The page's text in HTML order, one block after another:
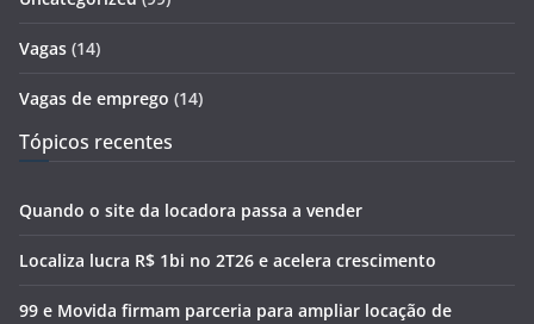
Vagas (14)
Vagas de emprego (14)
Tópicos recentes
Quando o site da locadora passa a vender
Localiza lucra R$ 1bi no 2T26 e acelera crescimento
99 e Movida firmam parceria para ampliar locação de